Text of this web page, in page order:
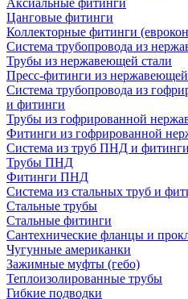
Аксиальные фитинги
Цанговые фитинги
Коллекторные фитинги
Система трубопровода из
Трубы из нержавеющей стали
Пресс-фитинги из нержавеющей
Система трубопровода из
и фитинги
Трубы из гофрированной
Фитинги из гофрированной
Система из труб ПНД и фитинги
Трубы ПНД
Фитинги ПНД
Система из стальных труб и
Стальные трубы
Стальные фитинги
Сантехнические фланцы и
Чугунные американки
Зажимные муфты (гебо)
Теплоизолированные трубы
Гибкие подводки